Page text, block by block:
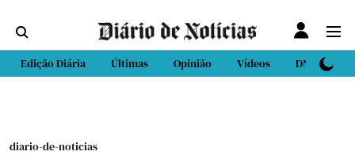
Edição Diária Últimas Opinião Vídeos DN Sport
diario-de-noticias